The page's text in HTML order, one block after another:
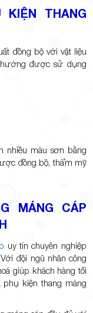
THANG
đồng bộ với vật liệu
được sử dụng
nhiều màu sơn bằng
đồng bộ, thẩm mỹ
MÁNG CÁP
uy tín chuyên nghiệp
đội ngũ nhân công
giúp khách hàng tối
kiện thang máng